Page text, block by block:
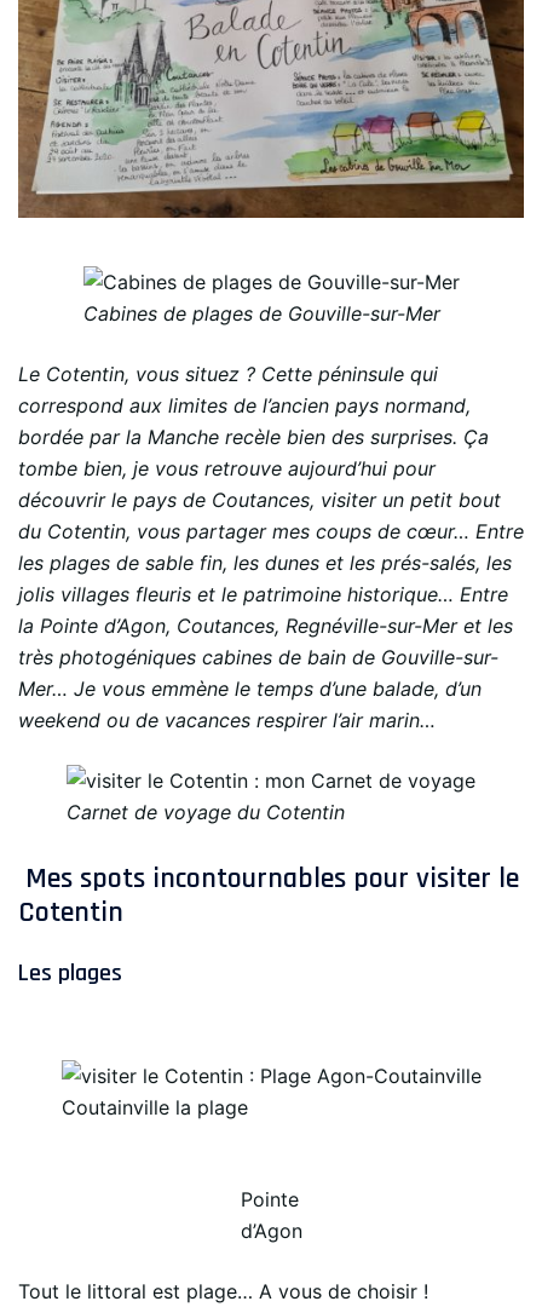
Cabines de plages de Gouville-sur-Mer
Le Cotentin, vous situez ? Cette péninsule qui
correspond aux limites de l’ancien pays normand,
bordée par la Manche recèle bien des surprises. Ça
tombe bien, je vous retrouve aujourd’hui pour
découvrir le pays de Coutances, visiter un petit bout
du Cotentin, vous partager mes coups de cœur… Entre
les plages de sable fin, les dunes et les prés-salés, les
jolis villages fleuris et le patrimoine historique… Entre
la Pointe d’Agon, Coutances, Regnéville-sur-Mer et les
très photogéniques cabines de bain de Gouville-sur-
Mer… Je vous emmène le temps d’une balade, d’un
weekend ou de vacances respirer l’air marin…
Carnet de voyage du Cotentin
Mes spots incontournables pour visiter le
Cotentin
Les plages
Coutainville la plage
Pointe
d’Agon
Tout le littoral est plage… A vous de choisir !